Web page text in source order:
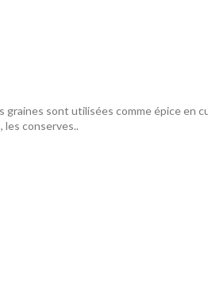
sont utilisées comme épice
les conserves..